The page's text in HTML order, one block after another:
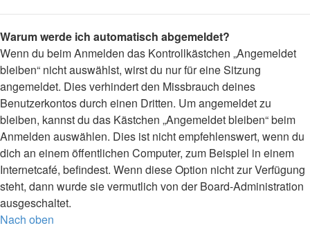
Warum werde ich automatisch abgemeldet?
Wenn du beim Anmelden das Kontrollkästchen „Angemeldet
bleiben“ nicht auswählst, wirst du nur für eine Sitzung
angemeldet. Dies verhindert den Missbrauch deines
Benutzerkontos durch einen Dritten. Um angemeldet zu
bleiben, kannst du das Kästchen „Angemeldet bleiben“ beim
Anmelden auswählen. Dies ist nicht empfehlenswert, wenn du
dich an einem öffentlichen Computer, zum Beispiel in einem
Internetcafé, befindest. Wenn diese Option nicht zur Verfügung
steht, dann wurde sie vermutlich von der Board-Administration
ausgeschaltet.
Nach oben